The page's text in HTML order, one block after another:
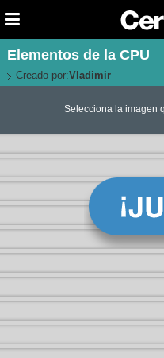
Elementos de la CPU
Creado por:Vladimir
Selecciona la imagen